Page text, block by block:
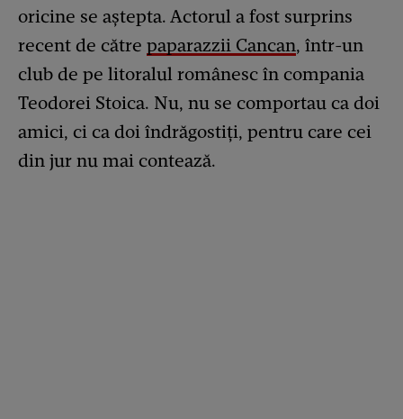
oricine se aștepta. Actorul a fost surprins
recent de către paparazzii Cancan, într-un
club de pe litoralul românesc în compania
Teodorei Stoica. Nu, nu se comportau ca doi
amici, ci ca doi îndrăgostiți, pentru care cei
din jur nu mai contează.